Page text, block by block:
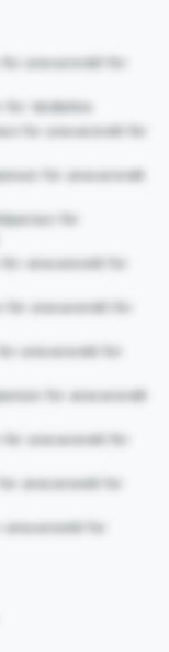
ansvarsrett for
Veidekke
for ansvarsrett for
for ansvarsrett
for
ansvarsrett for
for ansvarsrett for
ansvarsrett for
for ansvarsrett
ansvarsrett for
ansvarsrett for
for